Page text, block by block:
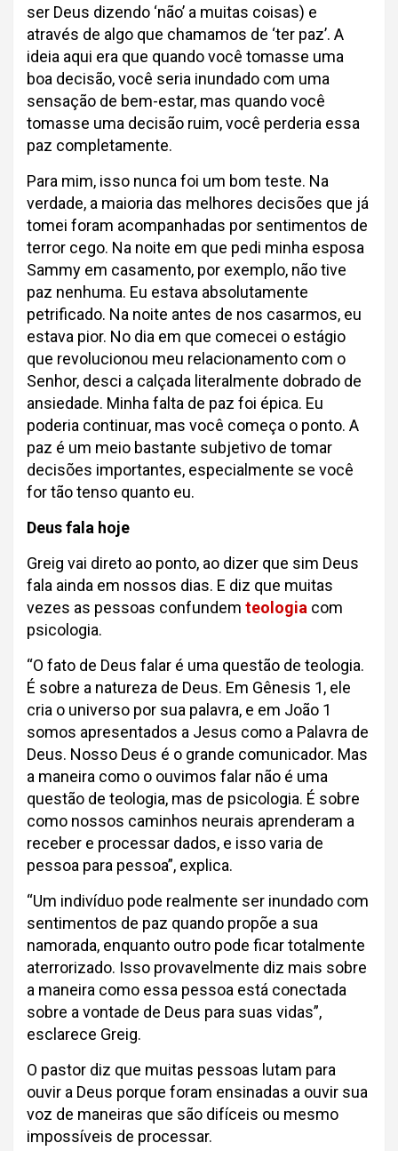
ser Deus dizendo ‘não’ a muitas coisas) e
através de algo que chamamos de ‘ter paz’. A
ideia aqui era que quando você tomasse uma
boa decisão, você seria inundado com uma
sensação de bem-estar, mas quando você
tomasse uma decisão ruim, você perderia essa
paz completamente.
Para mim, isso nunca foi um bom teste. Na
verdade, a maioria das melhores decisões que já
tomei foram acompanhadas por sentimentos de
terror cego. Na noite em que pedi minha esposa
Sammy em casamento, por exemplo, não tive
paz nenhuma. Eu estava absolutamente
petrificado. Na noite antes de nos casarmos, eu
estava pior. No dia em que comecei o estágio
que revolucionou meu relacionamento com o
Senhor, desci a calçada literalmente dobrado de
ansiedade. Minha falta de paz foi épica. Eu
poderia continuar, mas você começa o ponto. A
paz é um meio bastante subjetivo de tomar
decisões importantes, especialmente se você
for tão tenso quanto eu.
Deus fala hoje
Greig vai direto ao ponto, ao dizer que sim Deus
fala ainda em nossos dias. E diz que muitas
vezes as pessoas confundem teologia com
psicologia.
“O fato de Deus falar é uma questão de teologia.
É sobre a natureza de Deus. Em Gênesis 1, ele
cria o universo por sua palavra, e em João 1
somos apresentados a Jesus como a Palavra de
Deus. Nosso Deus é o grande comunicador. Mas
a maneira como o ouvimos falar não é uma
questão de teologia, mas de psicologia. É sobre
como nossos caminhos neurais aprenderam a
receber e processar dados, e isso varia de
pessoa para pessoa”, explica.
“Um indivíduo pode realmente ser inundado com
sentimentos de paz quando propõe a sua
namorada, enquanto outro pode ficar totalmente
aterrorizado. Isso provavelmente diz mais sobre
a maneira como essa pessoa está conectada
sobre a vontade de Deus para suas vidas”,
esclarece Greig.
O pastor diz que muitas pessoas lutam para
ouvir a Deus porque foram ensinadas a ouvir sua
voz de maneiras que são difíceis ou mesmo
impossíveis de processar.